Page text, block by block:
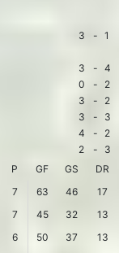
3 - 1
3 - 4
0 -
2
3 -
2
3 -
3
4 -
2
2 -
3
P GF GS
DR
7 63 46
17
7 45 32
13
6 50 37
13